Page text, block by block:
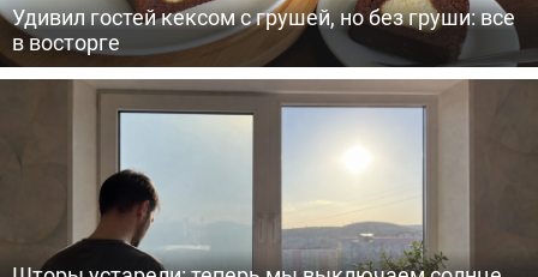
Удивил гостей кексом с грушей, но без груши: все
в восторге